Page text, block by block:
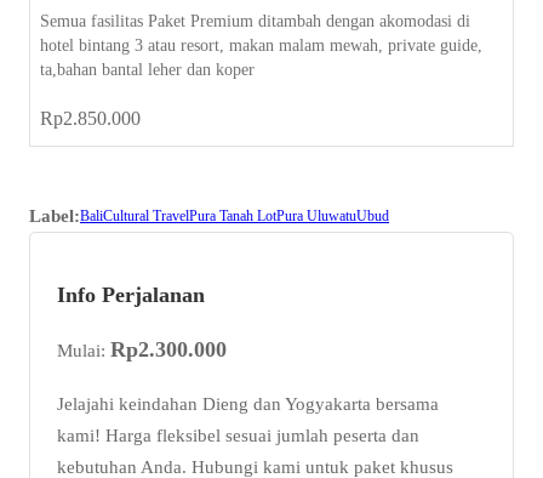
Semua fasilitas Paket Premium ditambah dengan akomodasi di
hotel bintang 3 atau resort, makan malam mewah, private guide,
ta,bahan bantal leher dan koper
Rp2.850.000
Label:BaliCultural TravelPura Tanah LotPura UluwatuUbud
Info Perjalanan
Mulai: Rp2.300.000
Jelajahi keindahan Dieng dan Yogyakarta bersama
kami! Harga fleksibel sesuai jumlah peserta dan
kebutuhan Anda. Hubungi kami untuk paket khusus